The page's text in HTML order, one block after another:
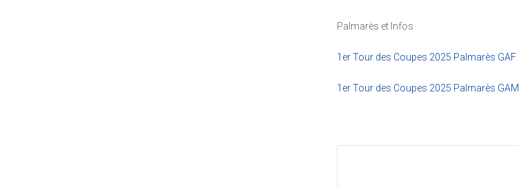
Palmarès et Infos
1er Tour des Coupes 2025 Palmarès GAF
1er Tour des Coupes 2025 Palmarès GAM